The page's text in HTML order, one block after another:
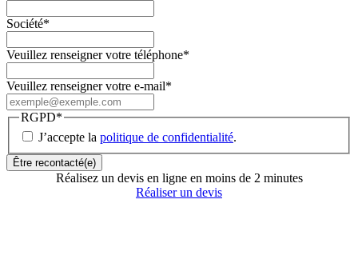
Société*
Veuillez renseigner votre téléphone*
Veuillez renseigner votre e-mail*
RGPD*
J’accepte la politique de confidentialité.
Réalisez un devis en ligne en moins de 2 minutes
Réaliser un devis